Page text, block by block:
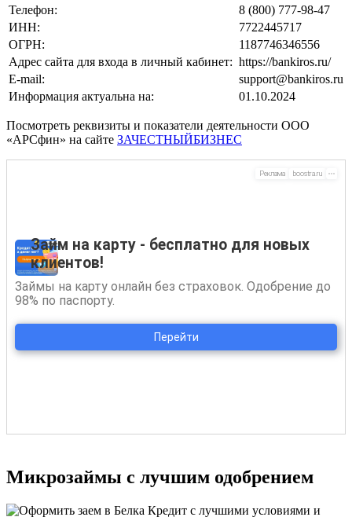
Телефон:
8 (800) 777-98-47
ИНН:
7722445717
ОГРН:
1187746346556
Адрес сайта для входа в личный кабинет: https://bankiros.ru/
E-mail:
support@bankiros.ru
Информация актуальна на:
01.10.2024
Посмотреть реквизиты и показатели деятельности ООО
«АРСфин» на сайте ЗАЧЕСТНЫЙБИЗНЕС
Микрозаймы с лучшим одобрением